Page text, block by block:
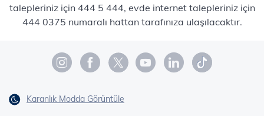
talepleriniz için 444 5 444, evde internet talepleriniz için
444 0375 numaralı hattan tarafınıza ulaşılacaktır.
Karanlık Modda Görüntüle